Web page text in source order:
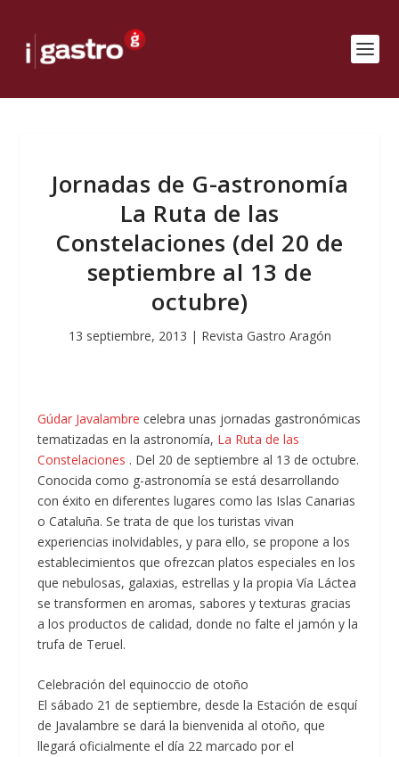
Jornadas de G-astronomía
La Ruta de las
Constelaciones (del 20 de
septiembre al 13 de
octubre)
13 septiembre, 2013 | Revista Gastro Aragón
Gúdar Javalambre celebra unas jornadas gastronómicas
tematizadas en la astronomía, La Ruta de las
Constelaciones . Del 20 de septiembre al 13 de octubre.
Conocida como g-astronomía se está desarrollando
con éxito en diferentes lugares como las Islas Canarias
o Cataluña. Se trata de que los turistas vivan
experiencias inolvidables, y para ello, se propone a los
establecimientos que ofrezcan platos especiales en los
que nebulosas, galaxias, estrellas y la propia Vía Láctea
se transformen en aromas, sabores y texturas gracias
a los productos de calidad, donde no falte el jamón y la
trufa de Teruel.
Celebración del equinoccio de otoño
El sábado 21 de septiembre, desde la Estación de esquí
de Javalambre se dará la bienvenida al otoño, que
llegará oficialmente el día 22 marcado por el